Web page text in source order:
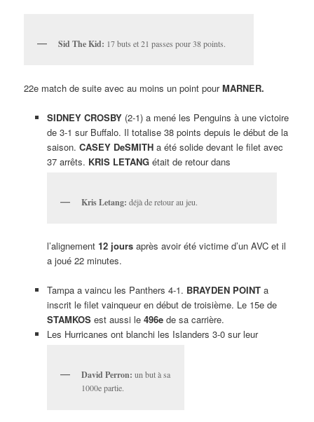
Sid The Kid: 17 buts et 21 passes pour 38 points.
22e match de suite avec au moins un point pourMARNER.
SIDNEY CROSBY(2-1) a mené les Penguins à une victoire
de 3-1 sur Buffalo. Il totalise 38 points depuis le début de la
saison. CASEY DeSMITHa été solide devant le filet avec
37 arrêts. KRIS LETANGétait de retour dans
Kris Letang: déjà de retour au jeu.
l’alignement 12 joursaprès avoir été victime d’un AVC et il
a joué 22 minutes.
Tampa a vaincu les Panthers 4-1. BRAYDEN POINTa
inscrit le filet vainqueur en début de troisième. Le 15e de
STAMKOSest aussi le 496ede sa carrière.
Les Hurricanes ont blanchi les Islanders 3-0 sur leur
David Perron: un but à sa
1000e partie.